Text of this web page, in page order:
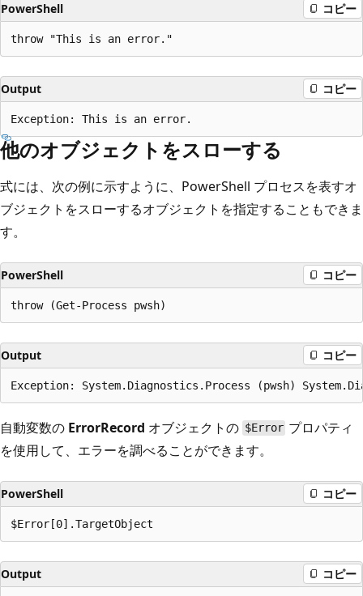
PowerShell コピー
Output コピー
他のオブジェクトをスローする
式には、次の例に示すように、PowerShell プロセスを表すオ
ブジェクトをスローするオブジェクトを指定することもできま
す。
PowerShell コピー
Output コピー
自動変数の ErrorRecord オブジェクトの $Error プロパティ
を使用して、エラーを調べることができます。
PowerShell コピー
Output コピー